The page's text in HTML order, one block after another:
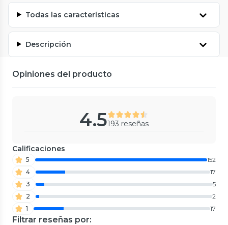
Todas las características
Descripción
Opiniones del producto
4.5193 reseñas
Calificaciones
5
152
4
17
3
5
2
2
1
17
Filtrar reseñas por: